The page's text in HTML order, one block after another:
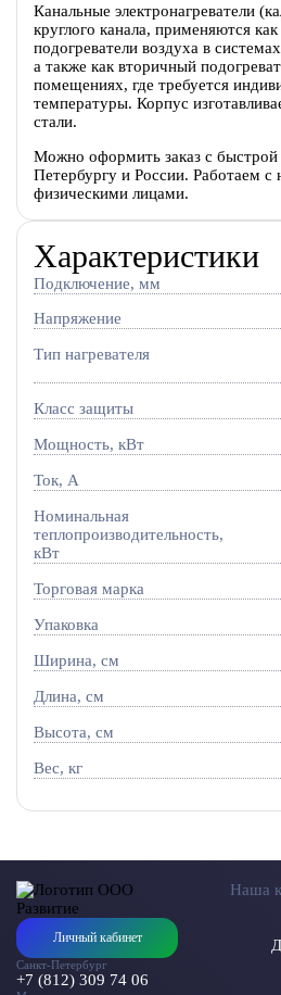
Канальные электронагреватели
круглого канала, применяются
подогреватели воздуха в
а также как вторичный
помещениях, где требуется
температуры. Корпус
стали.
Можно оформить заказ с быстрой
Петербургу и России. Работаем
физическими лицами.
Характеристики
Подключение, мм
Напряжение
Тип нагревателя
Класс защиты
Мощность, кВт
Ток, A
Номинальная
теплопроизводительность,
кВт
Торговая марка
Упаковка
Ширина, см
Длина, см
Высота, см
Вес, кг
Личный кабинет
Санкт-Петербург
+7 (812) 309 74 06
Наша